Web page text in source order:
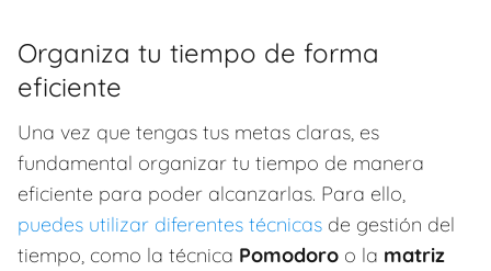
Organiza tu tiempo de forma
eficiente
Una vez que tengas tus metas claras, es
fundamental organizar tu tiempo de manera
eficiente para poder alcanzarlas. Para ello,
puedes utilizar diferentes técnicas de gestión del
tiempo, como la técnica Pomodoro o la matriz